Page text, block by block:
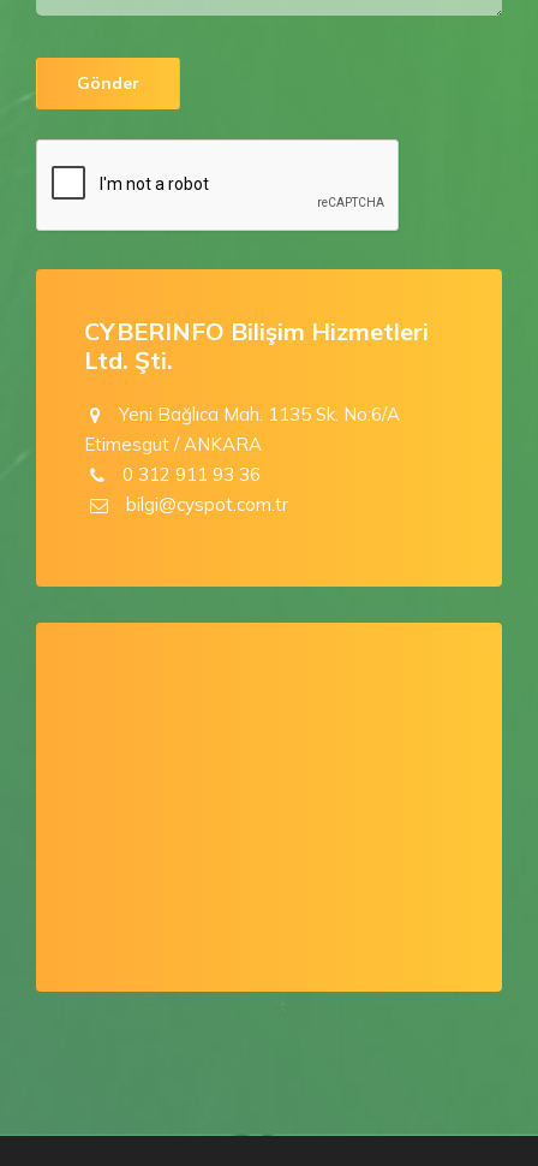
CYBERINFO Bilişim Hizmetleri
Ltd. Şti.
Yeni Bağlıca Mah. 1135 Sk. No:6/A
Etimesgut / ANKARA
0 312 911 93 36
bilgi@cyspot.com.tr